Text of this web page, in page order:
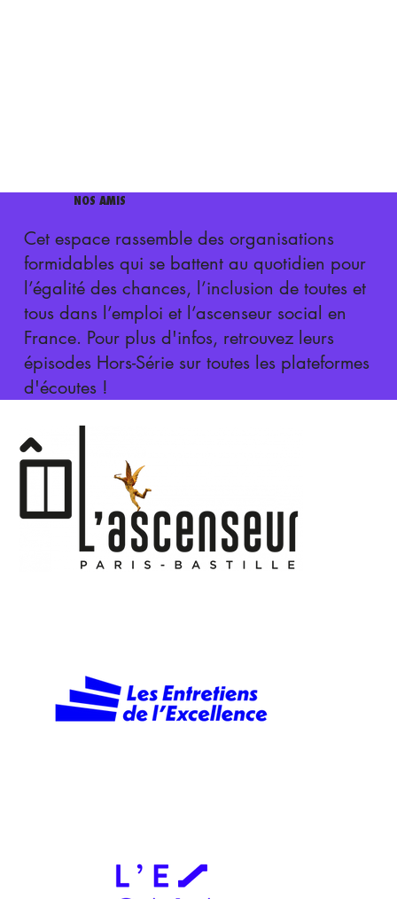
Cet espace rassemble des organisations
formidables qui se battent au quotidien pour
l’égalité des chances, l’inclusion de toutes et
tous dans l’emploi et l’ascenseur social en
France. Pour plus d'infos, retrouvez leurs
épisodes Hors-Série sur toutes les plateformes
d'écoutes !
NOS AMIS